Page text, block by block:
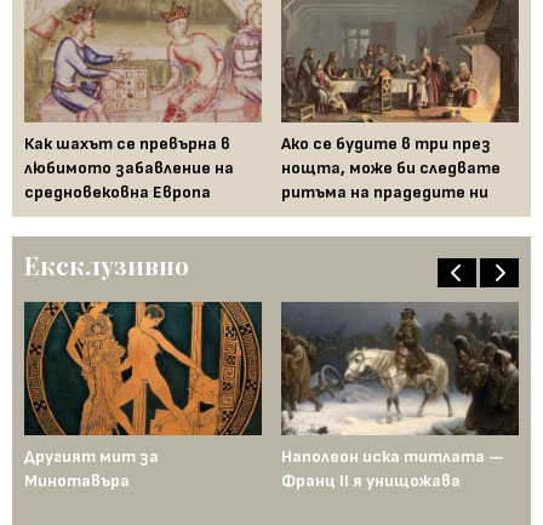
Как шахът се превърна в
любимото забавление на
средновековна Европа
Ако се будите в три през
нощта, може би следвате
ритъма на прадедите ни
Ексклузивно
Другият мит за
Минотавъра
Наполеон иска титлата —
Франц II я унищожава